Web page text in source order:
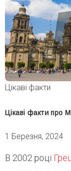
Цікаві факти
Цікаві факти про
1 Березня, 2024
В 2002 році